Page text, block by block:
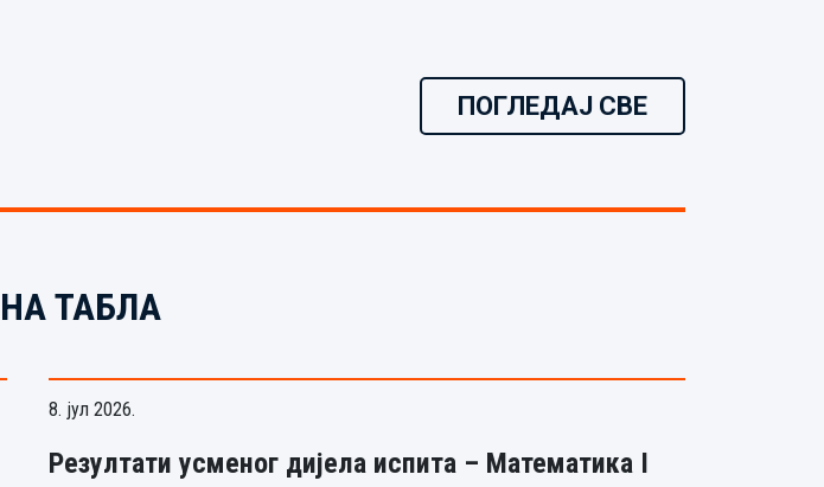
ПОГЛЕДАЈ СВЕ
ТАБЛА
8. јул 2026.
Резултати усменог дијела испита – Математика I